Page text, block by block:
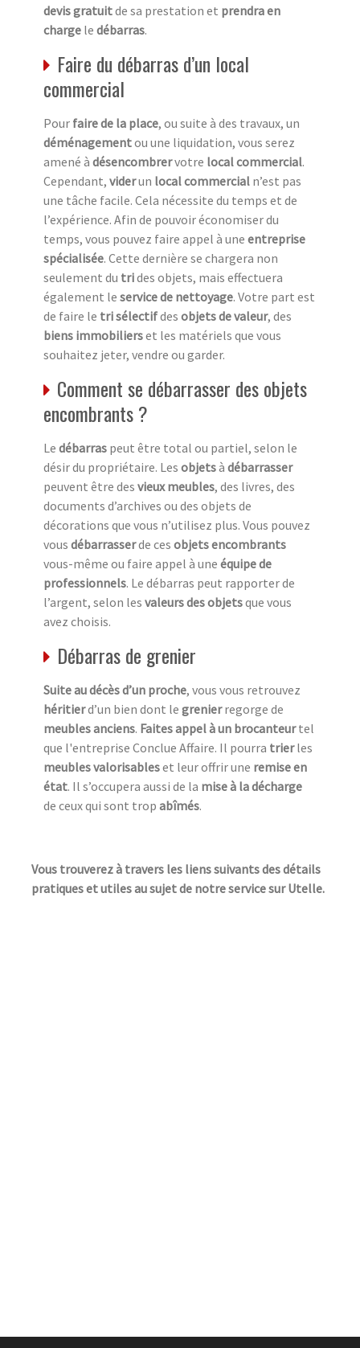
devis gratuitde sa prestation et prendra en
charge le débarras.
Faire du débarras d’un local
commercial
Pour faire de la place, ou suite à des travaux, un
déménagementou une liquidation, vous serez
amené à désencombrervotre local commercial.
Cependant, viderun local commercial n’est pas
une tâche facile. Cela nécessite du temps et de
l’expérience. Afin de pouvoir économiser du
temps, vous pouvez faire appel à une entreprise
spécialisée. Cette dernière se chargera non
seulement du trides objets, mais effectuera
également le service de nettoyage. Votre part est
de faire le tri sélectifdes objets de valeur, des
biens immobilierset les matériels que vous
souhaitez jeter, vendre ou garder.
Comment se débarrasser des objets
encombrants ?
Le débarras peut être total ou partiel, selon le
désir du propriétaire. Les objetsà débarrasser
peuvent être des vieux meubles, des livres, des
documents d’archives ou des objets de
décorations que vous n’utilisez plus. Vous pouvez
vous débarrasserde ces objets encombrants
vous-même ou faire appel à une équipe de
professionnels. Le débarras peut rapporter de
l’argent, selon les valeurs des objetsque vous
avez choisis.
Débarras de grenier
Suite au décès d’un proche, vous vous retrouvez
héritierd’un bien dont le grenierregorge de
meubles anciens. Faites appel à un brocanteurtel
que l'entreprise Conclue Affaire. Il pourra trierles
meubles valorisableset leur offrir une remise en
état. Il s’occupera aussi de la mise à la décharge
de ceux qui sont trop abîmés.
Vous trouverez à travers les liens suivants des détails
pratiques et utiles au sujet de notre service sur Utelle.